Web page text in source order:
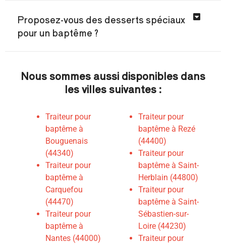
Proposez-vous des desserts spéciaux
pour un baptême ?
Nous sommes aussi disponibles dans
les villes suivantes :
Traiteur pour
baptême à
Bouguenais
(44340)
Traiteur pour
baptême à
Carquefou
(44470)
Traiteur pour
baptême à
Nantes (44000)
Traiteur pour
baptême à Rezé
(44400)
Traiteur pour
baptême à Saint-
Herblain (44800)
Traiteur pour
baptême à Saint-
Sébastien-sur-
Loire (44230)
Traiteur pour